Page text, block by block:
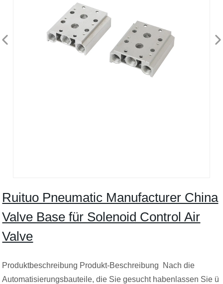
Ruituo Pneumatic Manufacturer China
Valve Base für Solenoid Control Air
Valve
Produktbeschreibung Produkt-Beschreibung Nach die
Automatisierungsbauteile, die Sie gesucht habenlassen Sie ü